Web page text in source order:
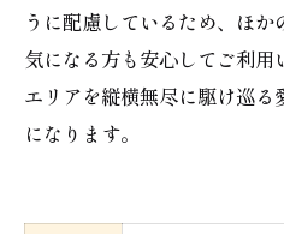
うに配慮しているため、ほ
気になる方も安心してご利
エリアを縦横無尽に駆け巡
になります。